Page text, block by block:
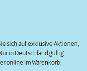
sich auf exklusive Aktionen,
in Deutschland gültig.
online im Warenkorb.